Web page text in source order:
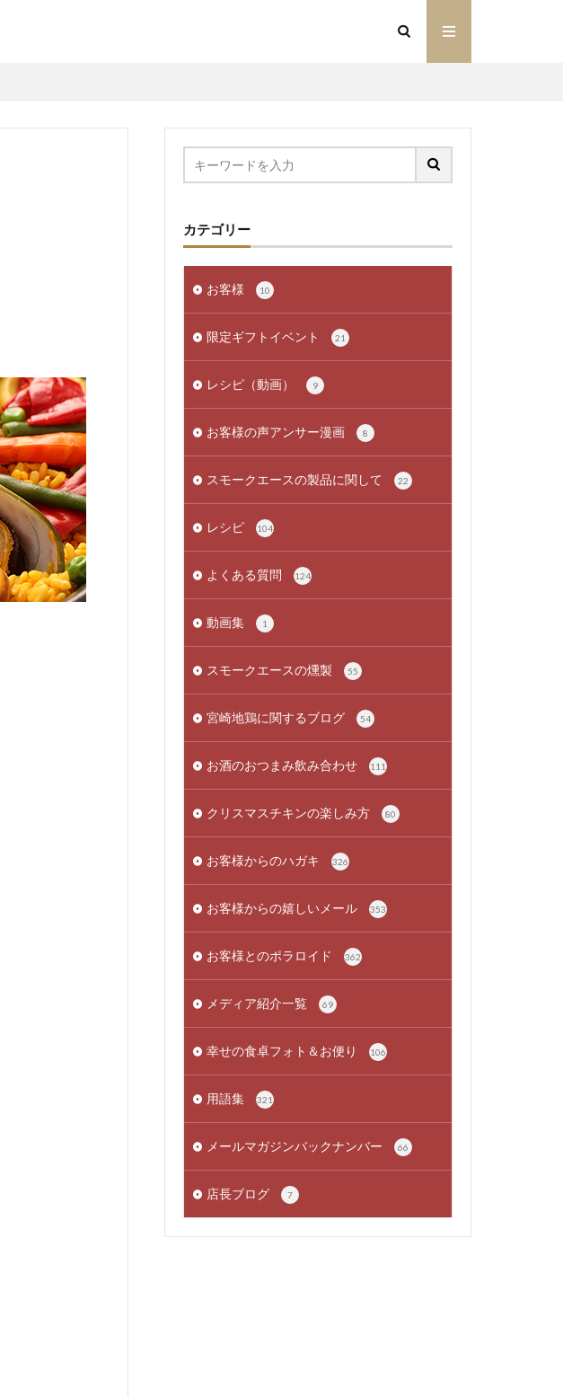
カテゴリー
お客様 10
限定ギフトイベント 21
レシピ（動画） 9
お客様の声アンサー漫画 8
スモークエースの製品に関して 22
レシピ 104
よくある質問 124
動画集 1
スモークエースの燻製 55
宮崎地鶏に関するブログ 54
お酒のおつまみ飲み合わせ 111
クリスマスチキンの楽しみ方 80
お客様からのハガキ 326
お客様からの嬉しいメール 353
お客様とのポラロイド 362
メディア紹介一覧 69
幸せの食卓フォト＆お便り 106
用語集 321
メールマガジンバックナンバー 66
店長ブログ 7